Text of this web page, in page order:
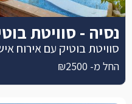
נסיה - סוויטת
סוויטת בוטיק עם אירוח
החל מ- ₪2500